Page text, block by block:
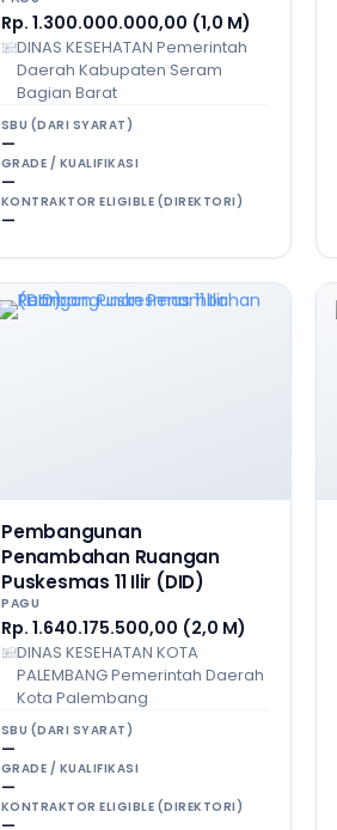
Rp. 1.300.000.000,00 (1,0 M)
DINAS KESEHATAN Pemerintah
Daerah Kabupaten Seram
Bagian Barat
SBU (DARI SYARAT)
—
GRADE / KUALIFIKASI
—
KONTRAKTOR ELIGIBLE (DIREKTORI)
—
Pembangunan
Penambahan Ruangan
Puskesmas 11 Ilir (DID)
PAGU
Rp. 1.640.175.500,00 (2,0 M)
DINAS KESEHATAN KOTA
PALEMBANG Pemerintah Daerah
Kota Palembang
SBU (DARI SYARAT)
—
GRADE / KUALIFIKASI
—
KONTRAKTOR ELIGIBLE (DIREKTORI)
—